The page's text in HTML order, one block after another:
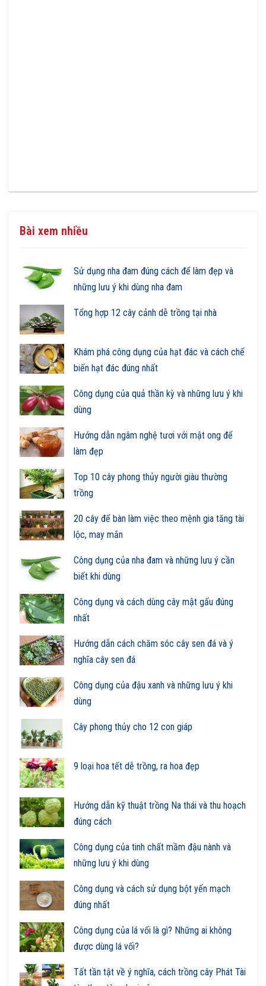
Bài xem nhiều
Sử dụng nha đam đúng cách để làm đẹp và
những lưu ý khi dùng nha đam
Tổng hợp 12 cây cảnh dễ trồng tại nhà
Khám phá công dụng của hạt đác và cách chế
biến hạt đác đúng nhất
Công dụng của quả thần kỳ và những lưu ý khi
dùng
Hướng dẫn ngâm nghệ tươi với mật ong để
làm đẹp
Top 10 cây phong thủy người giàu thường
trồng
20 cây để bàn làm việc theo mệnh gia tăng tài
lộc, may mắn
Công dụng của nha đam và những lưu ý cần
biết khi dùng
Công dụng và cách dùng cây mật gấu đúng
nhất
Hướng dẫn cách chăm sóc cây sen đá và ý
nghĩa cây sen đá
Công dụng của đậu xanh và những lưu ý khi
dùng
Cây phong thủy cho 12 con giáp
9 loại hoa tết dễ trồng, ra hoa đẹp
Hướng dẫn kỹ thuật trồng Na thái và thu hoạch
đúng cách
Công dụng của tinh chất mầm đậu nành và
những lưu ý khi dùng
Công dụng và cách sử dụng bột yến mạch
đúng nhất
Công dụng của lá vối là gì? Những ai không
được dùng lá vối?
Tất tần tật về ý nghĩa, cách trồng cây Phát Tài